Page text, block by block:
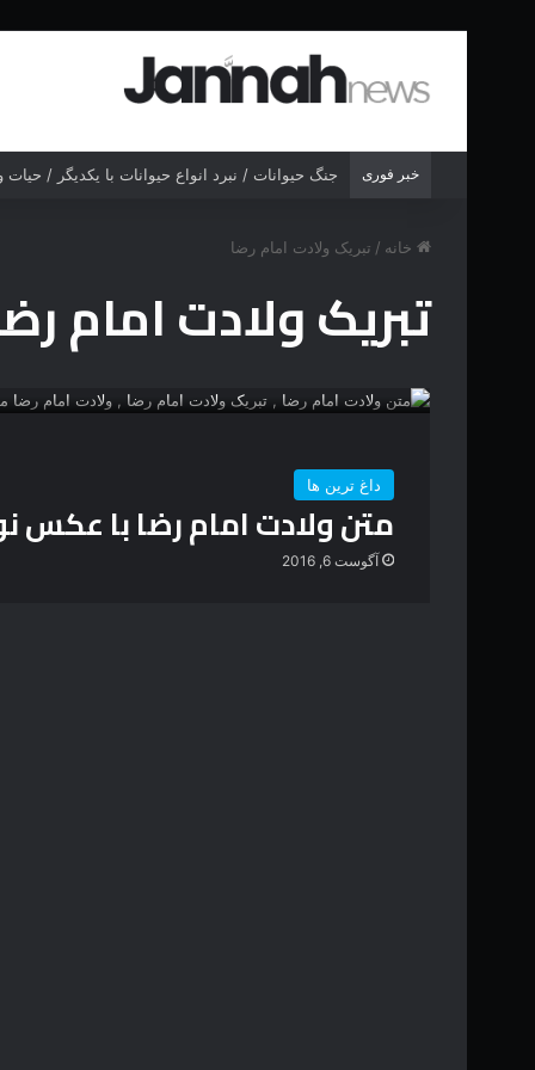
خبر فوری جنگ حیوانات / نبرد انواع حیوانات با یکدیگر /
خانه / تبریک ولادت امام رضا
تبریک ولادت امام
داغ ترین ها
متن ولادت امام رضا با عکس
آگوست 6, 2016